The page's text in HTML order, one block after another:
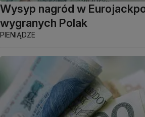
Wysyp nagród w
wygranych Polak
PIENIĄDZE